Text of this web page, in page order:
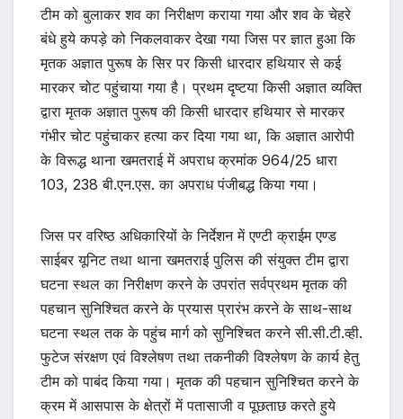
टीम को बुलाकर शव का निरीक्षण कराया गया और शव के चेहरे
बंधे हुये कपड़े को निकलवाकर देखा गया जिस पर ज्ञात हुआ कि
मृतक अज्ञात पुरूष के सिर पर किसी धारदार हथियार से कई
मारकर चोट पहुंचाया गया है। प्रथम दृष्टया किसी अज्ञात व्यक्ति
द्वारा मृतक अज्ञात पुरूष की किसी धारदार हथियार से मारकर
गंभीर चोट पहुंचाकर हत्या कर दिया गया था, कि अज्ञात आरोपी
के विरूद्ध थाना खमतराई में अपराध क्रमांक 964/25 धारा
103, 238 बी.एन.एस. का अपराध पंजीबद्ध किया गया।
जिस पर वरिष्ठ अधिकारियों के निर्देशन में एण्टी क्राईम एण्ड
साईबर यूनिट तथा थाना खमतराई पुलिस की संयुक्त टीम द्वारा
घटना स्थल का निरीक्षण करने के उपरांत सर्वप्रथम मृतक की
पहचान सुनिश्चित करने के प्रयास प्रारंभ करने के साथ-साथ
घटना स्थल तक के पहुंच मार्ग को सुनिश्चित करने सी.सी.टी.व्ही.
फुटेज संरक्षण एवं विश्लेषण तथा तकनीकी विश्लेषण के कार्य हेतु
टीम को पाबंद किया गया। मृतक की पहचान सुनिश्चित करने के
क्रम में आसपास के क्षेत्रों में पतासाजी व पूछताछ करते हुये